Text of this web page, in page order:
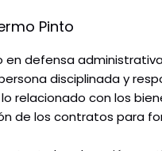
Pinto
defensa
disciplinada y
relacionado con los
de los contratos para